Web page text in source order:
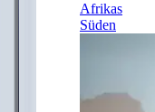
Afrikas
Süden